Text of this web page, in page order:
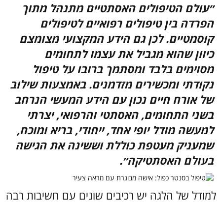
״עולם הטיפולים האסתטיים מתנהל מתוך
הפרדה בין טיפולים רפואיים לטיפולים
קוסמטיים. לכן גם הידע המקצועי מצומצם
כיוון שהוא מגביל את עצמו לתחומים
מסוימים בלבד ומסתמך ברובו על טיפול
נקודתי ומכשירים מזדמנים. באמצעות שילוב
של אורח חיים נכון עם הידע המעשי הנרחב
בשני התחומים, האסתטי והרפואי, יצרתי
למעשה מודל יופי אחד, ייחודי, בריא ומוכח,
שמעניק מעטפת כוללת וששינה את הגישה
בעולם האסתטיקה״.
למודל של הלגה יש רכיבים שונים עם חשיבות רבה